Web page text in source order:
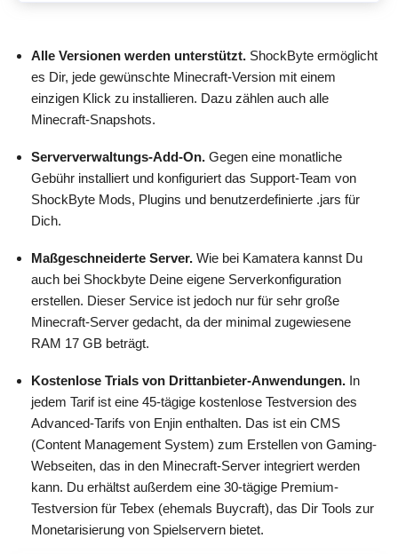
Alle Versionen werden unterstützt. ShockByte ermöglicht
es Dir, jede gewünschte Minecraft-Version mit einem
einzigen Klick zu installieren. Dazu zählen auch alle
Minecraft-Snapshots.
Serververwaltungs-Add-On. Gegen eine monatliche
Gebühr installiert und konfiguriert das Support-Team von
ShockByte Mods, Plugins und benutzerdefinierte .jars für
Dich.
Maßgeschneiderte Server. Wie bei Kamatera kannst Du
auch bei Shockbyte Deine eigene Serverkonfiguration
erstellen. Dieser Service ist jedoch nur für sehr große
Minecraft-Server gedacht, da der minimal zugewiesene
RAM 17 GB beträgt.
Kostenlose Trials von Drittanbieter-Anwendungen. In
jedem Tarif ist eine 45-tägige kostenlose Testversion des
Advanced-Tarifs von Enjin enthalten. Das ist ein CMS
(Content Management System) zum Erstellen von Gaming-
Webseiten, das in den Minecraft-Server integriert werden
kann. Du erhältst außerdem eine 30-tägige Premium-
Testversion für Tebex (ehemals Buycraft), das Dir Tools zur
Monetarisierung von Spielservern bietet.